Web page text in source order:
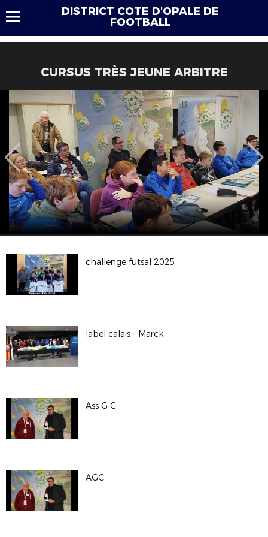
DISTRICT COTE D'OPALE DE
FOOTBALL
CURSUS TRÈS JEUNE ARBITRE
challenge futsal 2025
label calais - Marck
Ass G C
AGC